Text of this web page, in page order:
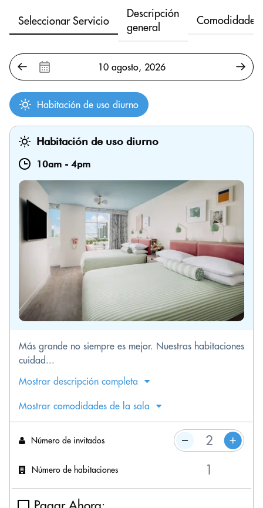
Seleccionar Servicio
Descripción
general
Comodidades
Habitación de uso diurno
Habitación de uso diurno
10am - 4pm
Más grande no siempre es mejor. Nuestras habitaciones
cuidad...
Mostrar descripción completa
Mostrar comodidades de la sala
Número de invitados
Número de habitaciones